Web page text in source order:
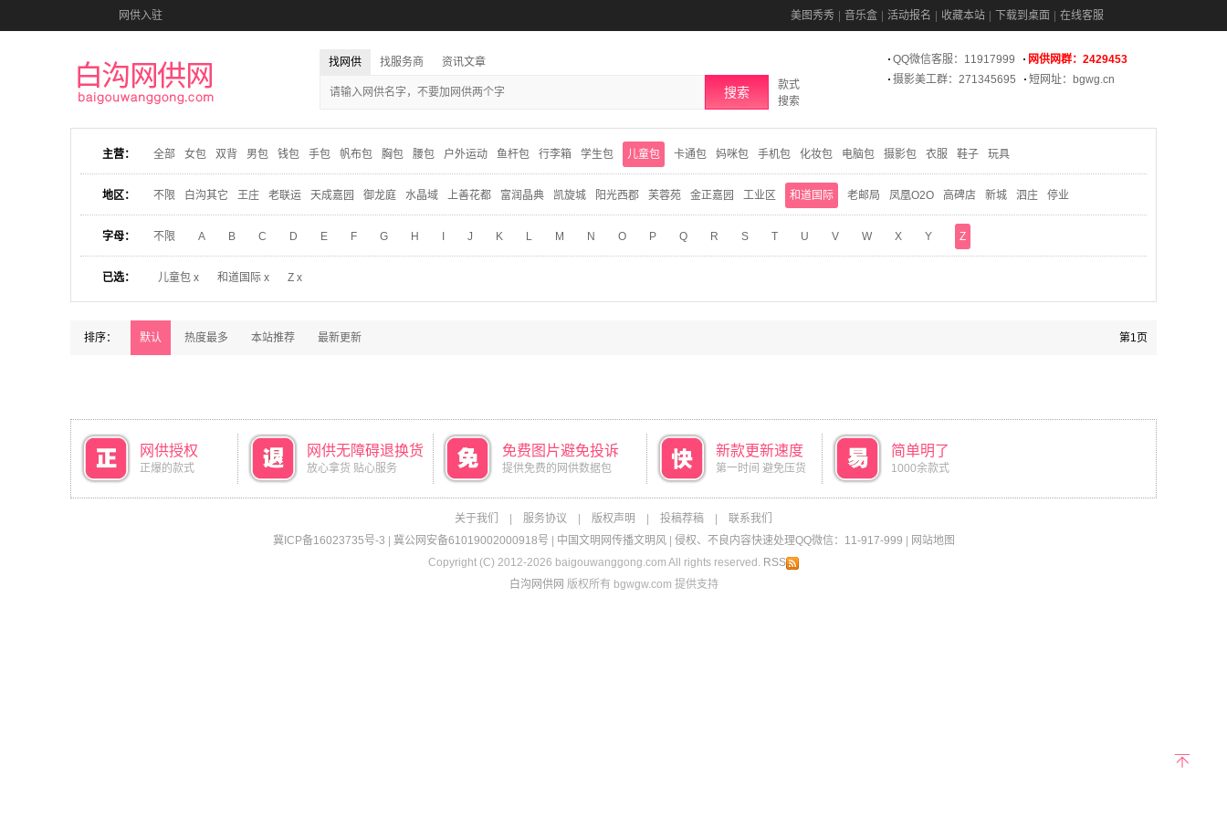
网供入驻 美图秀秀 音乐盒 活动报名 收藏本站 下载到桌面 在线客服
找网供 找服务商 资讯文章
搜索
款式
搜索
QQ微信客服：11917999
网供网群：2429453
摄影美工群：271345695
短网址：bgwg.cn
主营： 全部 女包 双背 男包 钱包 手包 帆布包 胸包 腰包 户外运动 鱼杆包 行李箱 学生包 儿童包 卡通包 妈咪包 手机包 化妆包 电脑包 摄影包 衣服 鞋子 玩具
地区： 不限 白沟其它 王庄 老联运 天成嘉园 御龙庭 水晶域 上善花都 富润晶典 凯旋城 阳光西郡 芙蓉苑 金正嘉园 工业区 和道国际 老邮局 凤凰O2O 高碑店 新城 泗庄 停业
字母： 不限 A B C D E F G H J K L M N O P Q R S T U V W X Y Z
已选： 儿童包 x 和道国际 x Z x
排序： 默认 热度最多 本站推荐 最新更新 第1页
网供授权
正爆的款式
网供无障碍退换货
放心拿货 贴心服务
免费图片避免投诉
提供免费的网供数据包
新款更新速度
第一时间 避免压货
简单明了
1000余款式
关于我们 服务协议 版权声明 投稿荐稿
联系我们
冀ICP备16023735号-3
冀公网安备61019002000918号 中国文明网传播文明风| 侵权、不良内容快速处理QQ微信：11-917-999
网站地图
Copyright (C) 2012-2026 baigouwanggong.com All rights reserved. RSS
白沟网供网 版权所有 bgwgw.com 提供支持